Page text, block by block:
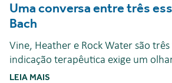
Uma conversa entre três
Bach
Vine, Heather e Rock Water são
indicação terapêutica exige um
LEIA MAIS